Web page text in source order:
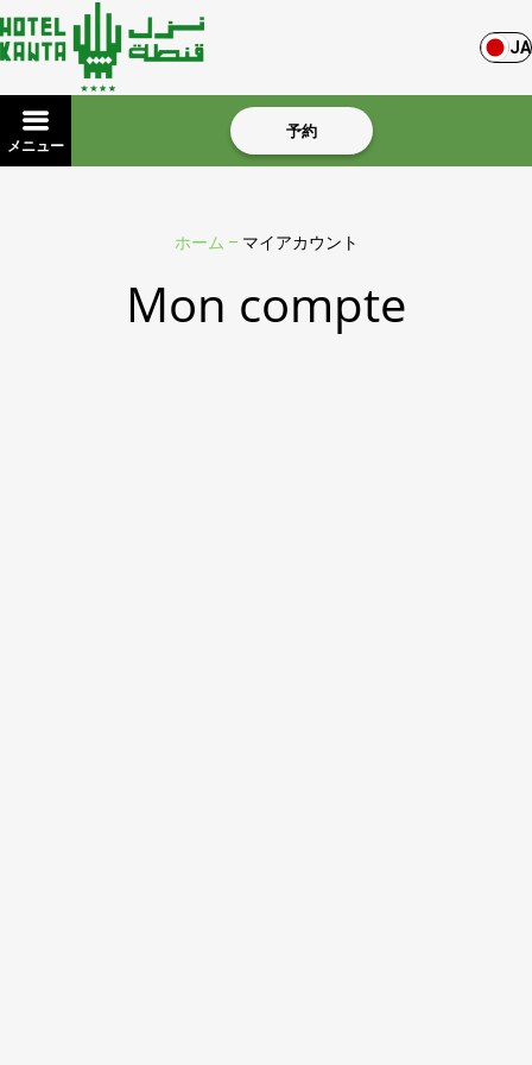
JA
メニュー
予約
ホーム – マイアカウント
Mon compte